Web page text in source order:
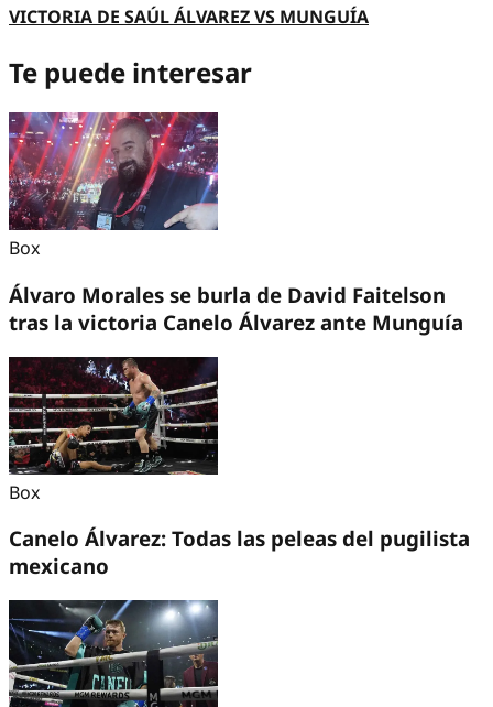
VICTORIA DE SAÚL ÁLVAREZ VS MUNGUÍA
Te puede interesar
Box
Álvaro Morales se burla de David Faitelson
tras la victoria Canelo Álvarez ante Munguía
Box
Canelo Álvarez: Todas las peleas del pugilista
mexicano